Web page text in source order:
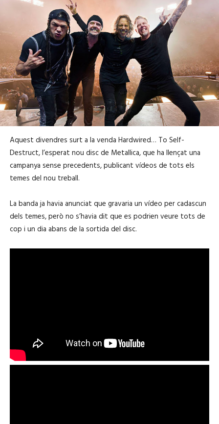
Aquest divendres surt a la venda Hardwired… To Self-
Destruct, l’esperat nou disc de Metallica, que ha llençat una
campanya sense precedents, publicant vídeos de tots els
temes del nou treball.
La banda ja havia anunciat que gravaria un vídeo per cadascun
dels temes, però no s’havia dit que es podrien veure tots de
cop i un dia abans de la sortida del disc.